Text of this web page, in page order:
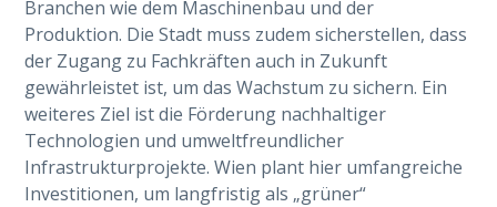
Branchen wie dem Maschinenbau und der
Produktion. Die Stadt muss zudem sicherstellen, dass
der Zugang zu Fachkräften auch in Zukunft
gewährleistet ist, um das Wachstum zu sichern. Ein
weiteres Ziel ist die Förderung nachhaltiger
Technologien und umweltfreundlicher
Infrastrukturprojekte. Wien plant hier umfangreiche
Investitionen, um langfristig als „grüner“